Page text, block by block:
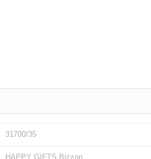
31700/35
HAPPY GIFTS Bizzon